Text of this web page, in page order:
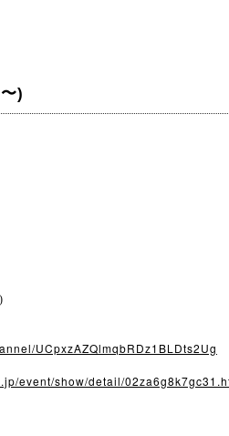
)
UCpxzAZQlmqbRDz1BLDts2Ug
event/show/detail/